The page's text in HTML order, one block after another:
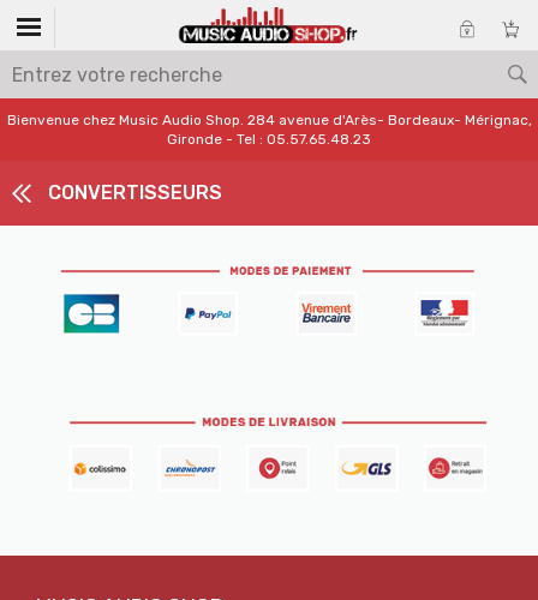
Bienvenue chez Music Audio Shop. 284 avenue d'Arès- Bordeaux- Mérignac,
Gironde - Tel : 05.57.65.48.23
CONVERTISSEURS